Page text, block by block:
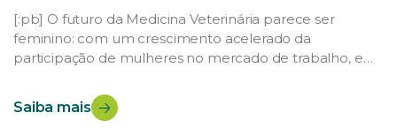
[:pb] O futuro da Medicina Veterinária parece ser
feminino: com um crescimento acelerado da
participação de mulheres no mercado de trabalho, em
que homens, invertendo uma proporção histórica.
Atualmente, o país conta com 118 mil médicos-
Saiba mais